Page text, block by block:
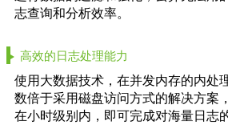
志查询和分析效率。
高效的日志处理能力
使用大数据技术，在并发内存的内处
数倍于采用磁盘访问方式的解决方案
在小时级别内，即可完成对海量日志